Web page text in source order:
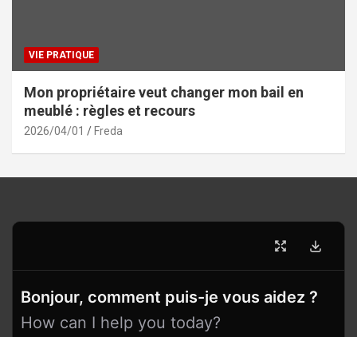
VIE PRATIQUE
Mon propriétaire veut changer mon bail en
meublé : règles et recours
2026/04/01 Freda
Bonjour, comment puis-je vous aidez ?
How can I help you today?